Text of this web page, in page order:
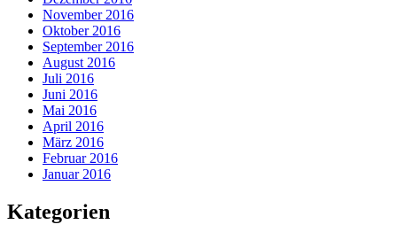
November 2016
Oktober 2016
September 2016
August 2016
Juli 2016
Juni 2016
Mai 2016
April 2016
März 2016
Februar 2016
Januar 2016
Kategorien